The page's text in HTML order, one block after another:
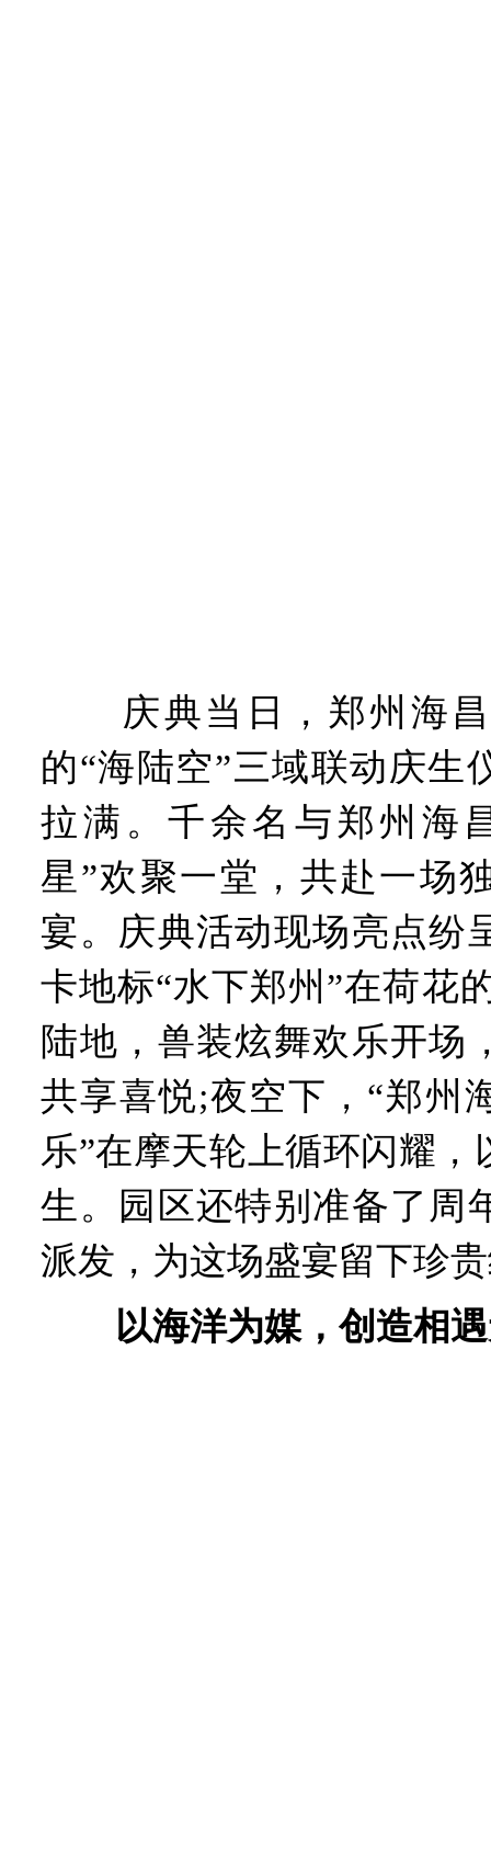
庆典当日，郑州海昌
的“海陆空”三域联动庆生
拉满。千余名与郑州海
星”欢聚一堂，共赴一场
宴。庆典活动现场亮点纷
卡地标“水下郑州”在荷花
陆地，兽装炫舞欢乐开场
共享喜悦;夜空下，“郑州
乐”在摩天轮上循环闪耀
生。园区还特别准备了周
派发，为这场盛宴留下珍
以海洋为媒，创造相